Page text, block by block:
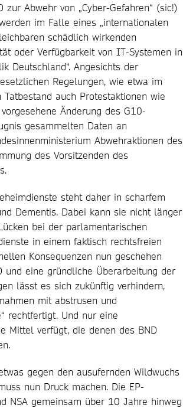
Abwehr von „Cyber-Gefahren“ (sic!)
im Falle eines „internationalen
schädlich wirkenden
oder Verfügbarkeit von IT-Systemen in
Deutschland“. Angesichts der
Regelungen, wie etwa im
auch Protestaktionen wie
Änderung des G10-
gesammelten Daten an
Abwehraktionen des
des Vorsitzenden des
steht daher in scharfem
Dementis. Dabei kann sie nicht länger
bei der parlamentarischen
in einem faktisch rechtsfreien
Konsequenzen nun geschehen
und eine gründliche Überarbeitung der
lässt es sich zukünftig verhindern,
mit abstrusen und
rechtfertigt. Und nur eine
Mittel verfügt, die denen des BND
gegen den ausufernden Wildwuchs
nun Druck machen. Die EP-
NSA gemeinsam über 10 Jahre hinweg